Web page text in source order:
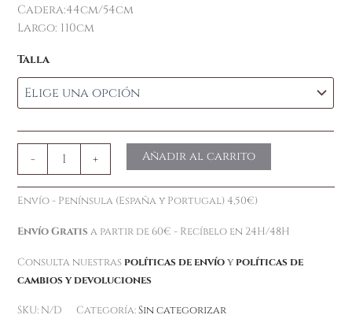
Cadera:44cm/54cm
Largo: 110cm
Talla
- + Añadir al carrito
Envío - Península (España y Portugal) 4,50€)
Envío Gratis a partir de 60€ - Recíbelo en 24H/48H
Consulta nuestras políticas de envíoy políticas de
cambios y devoluciones
SKU: N/D Categoría:Sin categorizar